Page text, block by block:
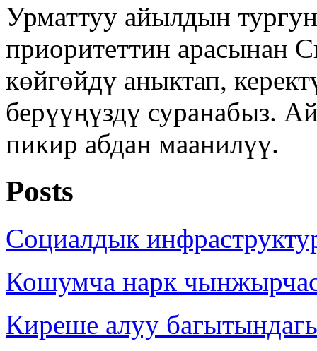
Урматтуу айылдын
приоритеттин арасынан
көйгөйдү аныктап,
берүүңүздү суранабыз.
пикир абдан маанилүү.
Posts
Социалдык
Кошумча нарк
Киреше алуу